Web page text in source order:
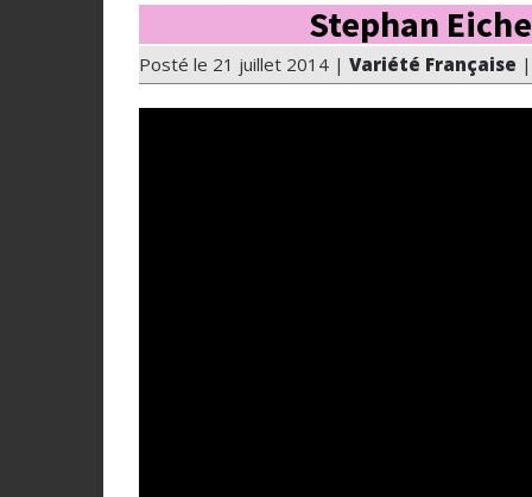
Stephan
Posté le 21 juillet 2014 | Variété Française